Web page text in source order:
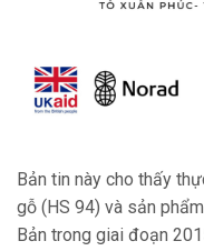
Bản tin này cho thấy
gỗ (HS 94) và sản
Bản trong giai đoạn